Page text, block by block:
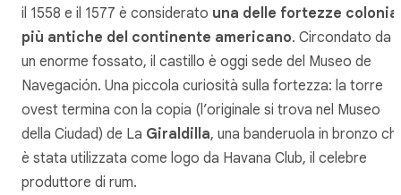
il 1558 e il 1577 è considerato una delle fortezze
più antiche del continente americano. Circondato da
un enorme fossato, il castillo è oggi sede del Museo de
Navegación. Una piccola curiosità sulla fortezza: la torre
ovest termina con la copia (l’originale si trova nel Museo
della Ciudad) de La Giraldilla, una banderuola in bronzo
è stata utilizzata come logo da Havana Club, il celebre
produttore di rum.